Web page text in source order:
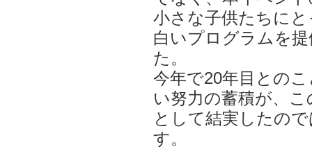
小さな子供たちに
白いプログラムを
た。
今年で20年目との
い努力の蓄積が、
として結実したの
す。